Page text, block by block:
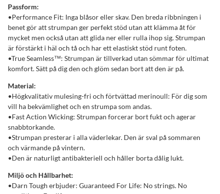
Passform:
•Performance Fit: Inga blåsor eller skav. Den breda ribbningen i
benet gör att strumpan ger perfekt stöd utan att klämma åt för
mycket men också utan att glida ner eller rulla ihop sig. Strumpan
är förstärkt i häl och tå och har ett elastiskt stöd runt foten.
•True Seamless™: Strumpan är tillverkad utan sömmar för ultimat
komfort. Sätt på dig den och glöm sedan bort att den är på.
Material:
•Högkvalitativ mulesing-fri och förtvättad merinoull: För dig som
vill ha bekvämlighet och en strumpa som andas.
•Fast Action Wicking: Strumpan forcerar bort fukt och agerar
snabbtorkande.
•Strumpan presterar i alla väderlekar. Den är sval på sommaren
och värmande på vintern.
•Den är naturligt antibakteriell och håller borta dålig lukt.
Miljö och Hållbarhet:
•Darn Tough erbjuder: Guaranteed For Life: No strings. No